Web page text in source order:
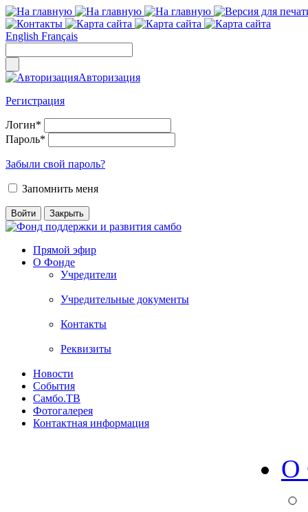
English Français
Авторизация
Регистрация
Логин*
Пароль*
Забыли свой пароль?
Запомнить меня
Прямой эфир
О Фонде
Учредители
Учредительные документы
Контакты
Реквизиты
Новости
События
Самбо.ТВ
Фотогалерея
Контактная информация
О